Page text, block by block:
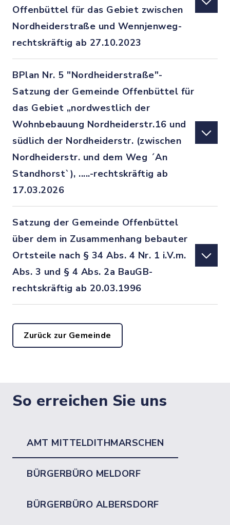
Offenbüttel für das Gebiet zwischen
Nordheiderstraße und Wennjenweg-
rechtskräftig ab 27.10.2023
BPlan Nr. 5 "Nordheiderstraße"-
Satzung der Gemeinde Offenbüttel für
das Gebiet „nordwestlich der
Wohnbebauung Nordheiderstr.16 und
südlich der Nordheiderstr. (zwischen
Nordheiderstr. und dem Weg ´An
Standhorst`), .....-rechtskräftig ab
17.03.2026
Satzung der Gemeinde Offenbüttel
über dem in Zusammenhang bebauter
Ortsteile nach § 34 Abs. 4 Nr. 1 i.V.m.
Abs. 3 und § 4 Abs. 2a BauGB-
rechtskräftig ab 20.03.1996
Zurück zur Gemeinde
So erreichen Sie uns
AMT MITTELDITHMARSCHEN
BÜRGERBÜRO MELDORF
BÜRGERBÜRO ALBERSDORF